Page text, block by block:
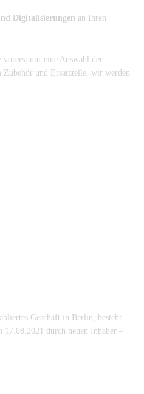
Digitalisierungen an Ihren
vorerst nur eine Auswahl der
und Ersatzteile, wir werden
Geschäft in Berlin, besteht
17.08.2021 durch neuen Inhaber –